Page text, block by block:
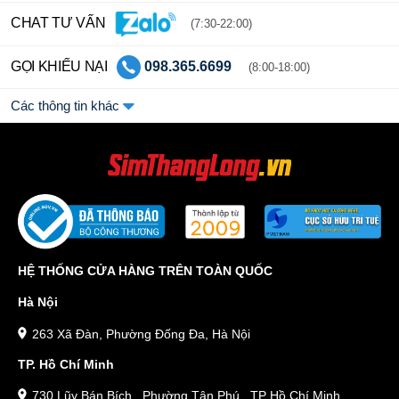
nhà mạng Vinaphone hay cụm số giữa Ngũ Quý, Lục Quý,...
0888.39.39.79 giá 299 triệu, 0918888839 giá hơn 199 triệu,...
để được hỗ trợ giải đáp và tư vấn lựa chọn số sim ưng ý nhất nhé.
CHAT TƯ VẤN (7:30-22:00)
GỌI KHIẾU NẠI 098.365.6699 (8:00-18:00)
Các thông tin khác
HỆ THỐNG CỬA HÀNG TRÊN TOÀN QUỐC
Hà Nội
263 Xã Đàn, Phường Đống Đa, Hà Nội
TP. Hồ Chí Minh
730 Lũy Bán Bích , Phường Tân Phú , TP Hồ Chí Minh